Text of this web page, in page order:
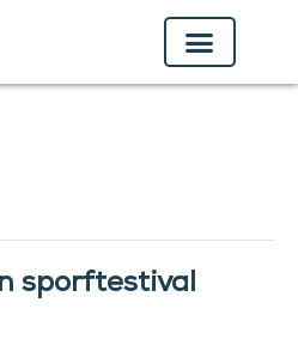
sporftestival